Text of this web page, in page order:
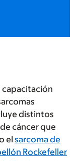
distintos
cáncer que
el sarcoma de
Rockefeller